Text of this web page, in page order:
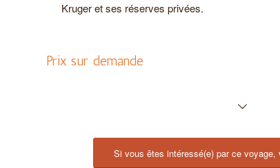
Kruger et ses réserves privées.
Prix sur demande
Si vous êtes intéressé(e) par ce